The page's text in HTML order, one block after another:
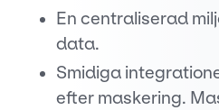
En centraliserad
data.
Smidiga
efter maskering.